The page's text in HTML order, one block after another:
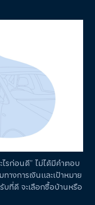
รก่อนดี” ไม่ได้มีคำตอบ
งการเงินและเป้าหมาย
ที่ดี จะเลือกซื้อบ้านหรือ